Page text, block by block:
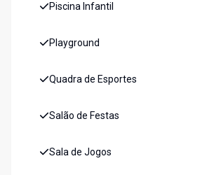
Piscina Infantil
Playground
Quadra de Esportes
Salão de Festas
Sala de Jogos